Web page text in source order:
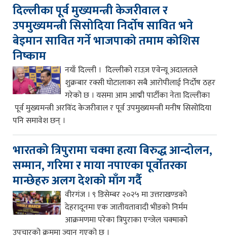
दिल्लीका पूर्व मुख्यमन्त्री केजरीवाल र
उपमुख्यमन्त्री सिसोदिया निर्दोष सावित भने
बेइमान सावित गर्ने भाजपाको तमाम कोशिस
निष्काम
नयाँ दिल्ली । दिल्लीको राउज़ एवेन्यू अदालतले
शुक्रबार रक्सी घोटालाका सबै आरोपीलाई निर्दोष ठहर
गरेको छ । यसमा आम आद्मी पार्टीका नेता दिल्लीका
पूर्व मुख्यमन्त्री अरविंद केजरीवाल र पूर्व उपमुख्यमन्त्री मनीष सिसोदिया
पनि समावेश छन् ।
भारतको त्रिपुरामा चक्मा हत्या बिरुद्ध आन्दोलन,
सम्मान, गरिमा र माया नपाएका पूर्वोतरका
मान्छेहरु अलग देशको माँग गर्दै
वीरगंज । ९ डिसेम्बर २०२५ मा उत्तराखण्डको
देहरादूनमा एक जातीयतावादी भीडको निर्मम
आक्रमणमा परेका त्रिपुराका एन्जेल चक्माको
उपचारको क्रममा ज्यान गएको छ ।